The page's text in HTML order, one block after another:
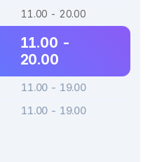
11.00 - 20.00
11.00 -
20.00
11.00 - 19.00
11.00 - 19.00